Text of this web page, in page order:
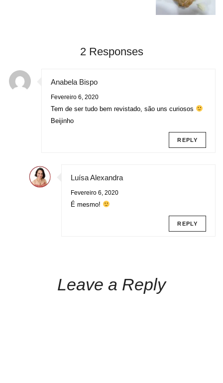
2 Responses
Anabela Bispo
Fevereiro 6, 2020
Tem de ser tudo bem revistado, são uns curiosos
Beijinho
REPLY
Luísa Alexandra
Fevereiro 6, 2020
É mesmo!
REPLY
Leave a Reply